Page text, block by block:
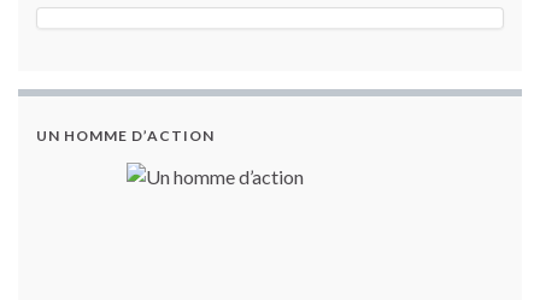
UN HOMME D’ACTION